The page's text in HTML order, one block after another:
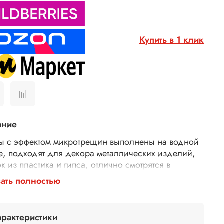
Купить в 1 клик
с эффектом микротрещин выполнены на водной
подходят для декора металлических изделий,
из пластика и гипса, отлично смотрятся в
живописи, используются в перекраске
очистить поверхность от грязи и пыли. Патины
полностью